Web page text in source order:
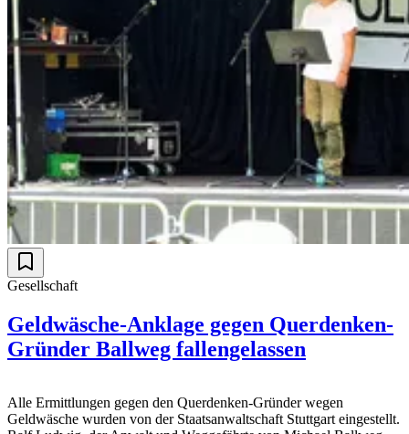
Gesellschaft
Geldwäsche-Anklage gegen Querdenken-
Gründer Ballweg fallengelassen
Alle Ermittlungen gegen den Querdenken-Gründer wegen
Geldwäsche wurden von der Staatsanwaltschaft Stuttgart eingestellt.